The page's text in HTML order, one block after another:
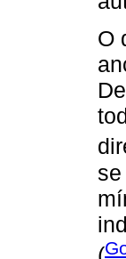
O